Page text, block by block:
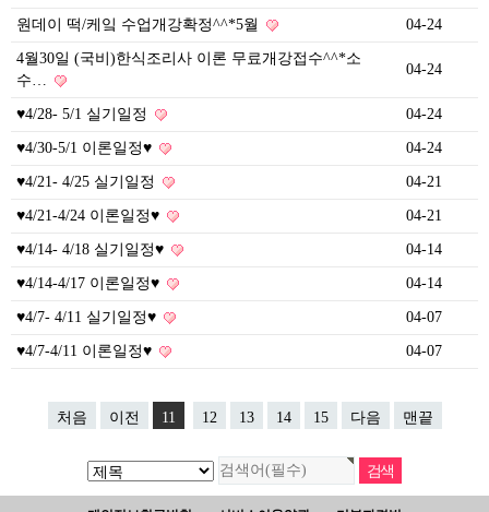
원데이 떡/케잌 수업개강확정^^*5월 04-24
4월30일 (국비)한식조리사 이론 무료개강접수^^*소
수…
04-24
♥4/28- 5/1 실기일정 04-24
♥4/30-5/1 이론일정♥ 04-24
♥4/21- 4/25 실기일정 04-21
♥4/21-4/24 이론일정♥ 04-21
♥4/14- 4/18 실기일정♥ 04-14
♥4/14-4/17 이론일정♥ 04-14
♥4/7- 4/11 실기일정♥ 04-07
♥4/7-4/11 이론일정♥ 04-07
처음 이전 11 12 13 14 15 다음 맨끝